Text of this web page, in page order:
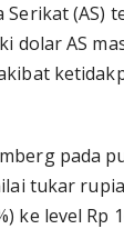
(AS)
dolar AS
pada
tukar
ke level Rp